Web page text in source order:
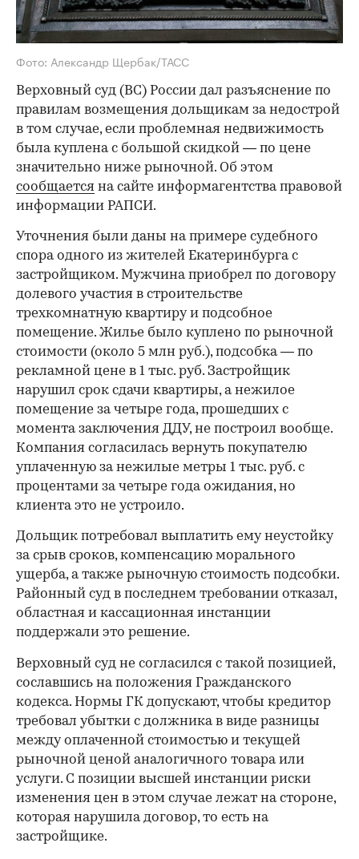
Фото: Александр Щербак/ТАСС
Верховный суд (ВС) России дал разъяснение по
правилам возмещения дольщикам за недострой
в том случае, если проблемная недвижимость
была куплена с большой скидкой — по цене
значительно ниже рыночной. Об этом
сообщается на сайте информагентства правовой
информации РАПСИ.
Уточнения были даны на примере судебного
спора одного из жителей Екатеринбурга с
застройщиком. Мужчина приобрел по договору
долевого участия в строительстве
трехкомнатную квартиру и подсобное
помещение. Жилье было куплено по рыночной
стоимости (около 5 млн руб.), подсобка — по
рекламной цене в 1 тыс. руб. Застройщик
нарушил срок сдачи квартиры, а нежилое
помещение за четыре года, прошедших с
момента заключения ДДУ, не построил вообще.
Компания согласилась вернуть покупателю
уплаченную за нежилые метры 1 тыс. руб. с
процентами за четыре года ожидания, но
клиента это не устроило.
Дольщик потребовал выплатить ему неустойку
за срыв сроков, компенсацию морального
ущерба, а также рыночную стоимость подсобки.
Районный суд в последнем требовании отказал,
областная и кассационная инстанции
поддержали это решение.
Верховный суд не согласился с такой позицией,
сославшись на положения Гражданского
кодекса. Нормы ГК допускают, чтобы кредитор
требовал убытки с должника в виде разницы
между оплаченной стоимостью и текущей
рыночной ценой аналогичного товара или
услуги. С позиции высшей инстанции риски
изменения цен в этом случае лежат на стороне,
которая нарушила договор, то есть на
застройщике.